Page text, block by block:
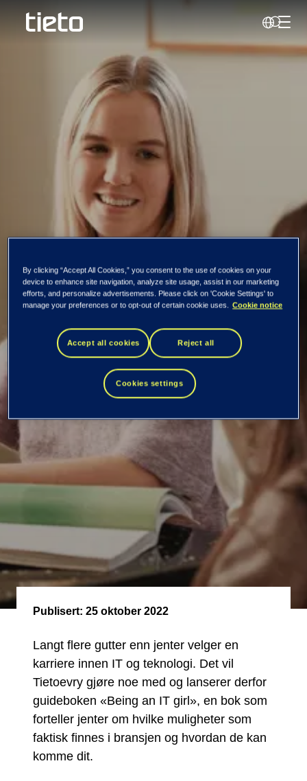
Søk
Tietoevry lanserer
guidebok- vil ha
flere jenter til IT-
bransjen
Publisert: 25 oktober 2022
Langt flere gutter enn jenter velger en
karriere innen IT og teknologi. Det vil
Tietoevry gjøre noe med og lanserer derfor
guideboken «Being an IT girl», en bok som
forteller jenter om hvilke muligheter som
faktisk finnes i bransjen og hvordan de kan
komme dit.
By clicking “Accept All Cookies,” you consent to the use of cookies on your
device to enhance site navigation, analyze site usage, assist in our marketing
efforts, and personalize advertisements. Please click on 'Cookie Settings' to
manage your preferences or to opt-out of certain cookie uses.
Cookie notice
Accept all cookies Reject all
Cookies settings